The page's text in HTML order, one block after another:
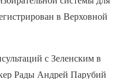
в Верховной
с Зеленским в
Рады Андрей Парубий